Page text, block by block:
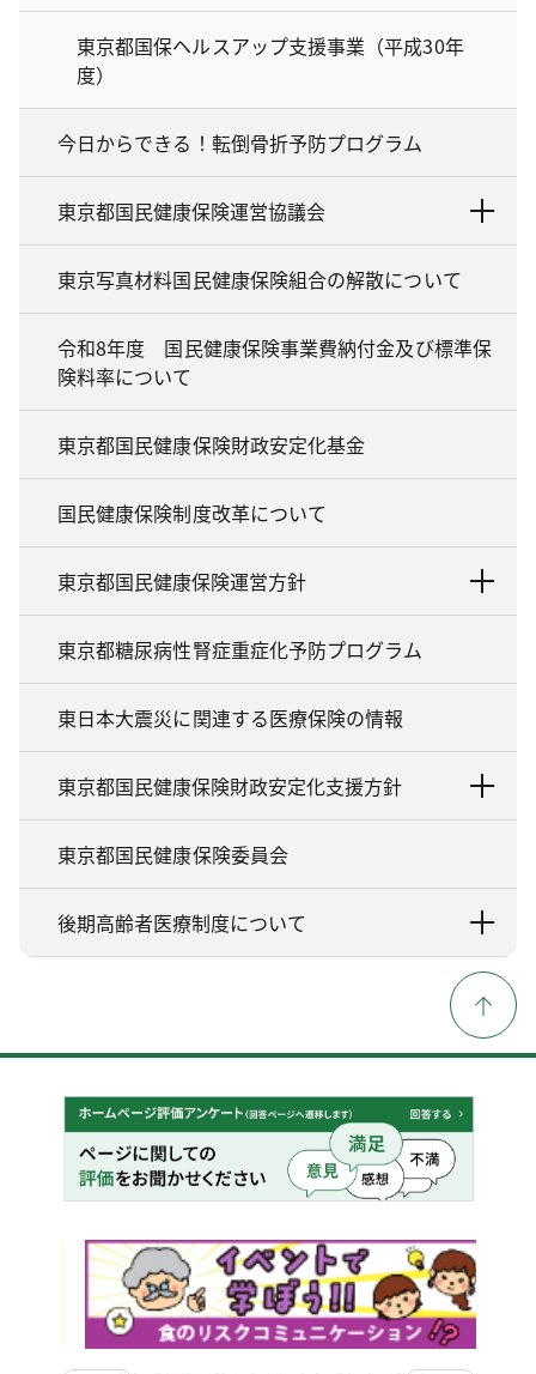
東京都国保ヘルスアップ支援事業（平成30年
度）
今日からできる！転倒骨折予防プログラム
東京都国民健康保険運営協議会
東京写真材料国民健康保険組合の解散について
令和8年度 国民健康保険事業費納付金及び標準保
険料率について
東京都国民健康保険財政安定化基金
国民健康保険制度改革について
東京都国民健康保険運営方針
東京都糖尿病性腎症重症化予防プログラム
東日本大震災に関連する医療保険の情報
東京都国民健康保険財政安定化支援方針
東京都国民健康保険委員会
後期高齢者医療制度について